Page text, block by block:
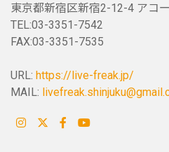
東京都新宿区新宿2-12-4 アコ
TEL:03-3351-7542
FAX:03-3351-7535
URL: https://live-freak.jp/
MAIL: